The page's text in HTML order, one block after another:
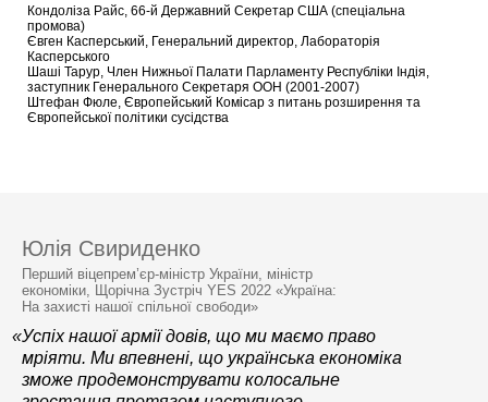
Кондоліза Райс, 66-й Державний Секретар США (спеціальна
промова)
Євген Касперський, Генеральний директор, Лабораторія
Касперського
Шаші Тарур, Член Нижньої Палати Парламенту Республіки Індія,
заступник Генерального Секретаря ООН (2001-2007)
Штефан Фюле, Європейський Комісар з питань розширення та
Європейської політики сусідства
Юлія Свириденко
Перший віцепрем’єр-міністр України, міністр
економіки, Щорічна Зустріч YES 2022 «Україна:
На захисті нашої спільної свободи»
«Успіх нашої армії довів, що ми маємо право
мріяти. Ми впевнені, що українська економіка
зможе продемонструвати колосальне